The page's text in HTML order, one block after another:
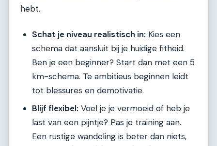
hebt.
Schat je niveau realistisch in: Kies een
schema dat aansluit bij je huidige fitheid.
Ben je een beginner? Start dan met een 5
km-schema. Te ambitieus beginnen leidt
tot blessures en demotivatie.
Blijf flexibel: Voel je je vermoeid of heb je
last van een pijntje? Pas je training aan.
Een rustige wandeling is beter dan niets,